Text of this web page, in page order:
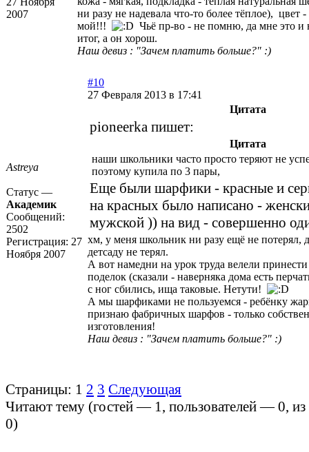
2007
ни разу не надевала что-то более тёплое), цвет
мой!!!
Чьё пр-во - не помню, да мне это
итог, а он хорош.
Наш девиз : "Зачем платить больше?" :)
Astreya
Статус —
Академик
Сообщений:
2502
Регистрация: 27
Ноября 2007
#10
27 Февраля 2013 в 17:41
Цитата
pioneerka пишет:
Цитата
наши школьники часто просто теряют не
поэтому купила по 3 пары,
Еще были шарфики - красные и
на красных было написано -
мужской )) на вид - совершенно
хм, у меня школьник ни разу ещё не потерял,
детсаду не терял.
А вот намедни на урок труда велели
поделок (сказали - наверняка дома есть
с ног сбились, ища таковые. Нетути!
А мы шарфиками не пользуемся - ребёнку
признаю фабричных шарфов - только
изготовления!
Наш девиз : "Зачем платить больше?" :)
Страницы: 1 2 3 Следующая
Читают тему (гостей — 1, пользователей —0,
0)